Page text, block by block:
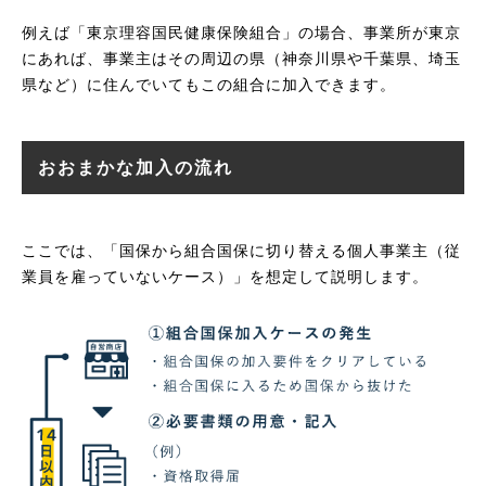
例えば「東京理容国民健康保険組合」の場合、事業所が東京
にあれば、事業主はその周辺の県（神奈川県や千葉県、埼玉
県など）に住んでいてもこの組合に加入できます。
おおまかな加入の流れ
ここでは、「国保から組合国保に切り替える個人事業主（従
業員を雇っていないケース）」を想定して説明します。